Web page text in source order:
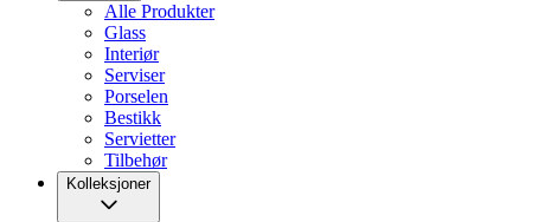
Alle Produkter
Glass
Interiør
Serviser
Porselen
Bestikk
Servietter
Tilbehør
Kolleksjoner